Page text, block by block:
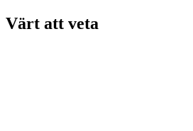
Värt att veta